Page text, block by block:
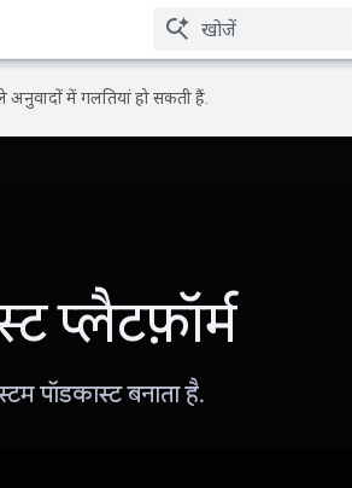
में गलतियां हो सकती हैं.
प्लैटफ़ॉर्म
पॉडकास्ट बनाता है.